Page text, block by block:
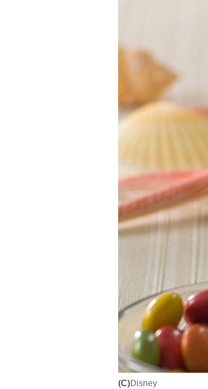
(C)Disney